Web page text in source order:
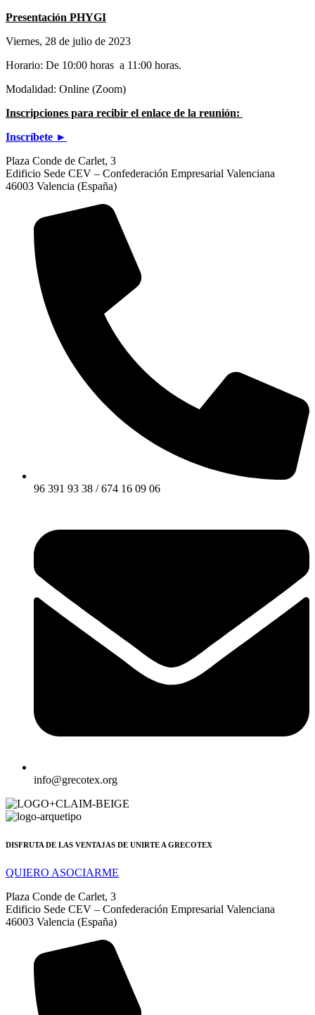
Presentación PHYGI
Viernes, 28 de julio de 2023
Horario: De 10:00 horas a 11:00 horas.
Modalidad: Online (Zoom)
Inscripciones para recibir el enlace de la reunión:
Inscríbete ►
Plaza Conde de Carlet, 3
Edificio Sede CEV – Confederación Empresarial Valenciana
46003 Valencia (España)
96 391 93 38 / 674 16 09 06
info@grecotex.org
DISFRUTA DE LAS VENTAJAS DE UNIRTE A GRECOTEX
QUIERO ASOCIARME
Plaza Conde de Carlet, 3
Edificio Sede CEV – Confederación Empresarial Valenciana
46003 Valencia (España)